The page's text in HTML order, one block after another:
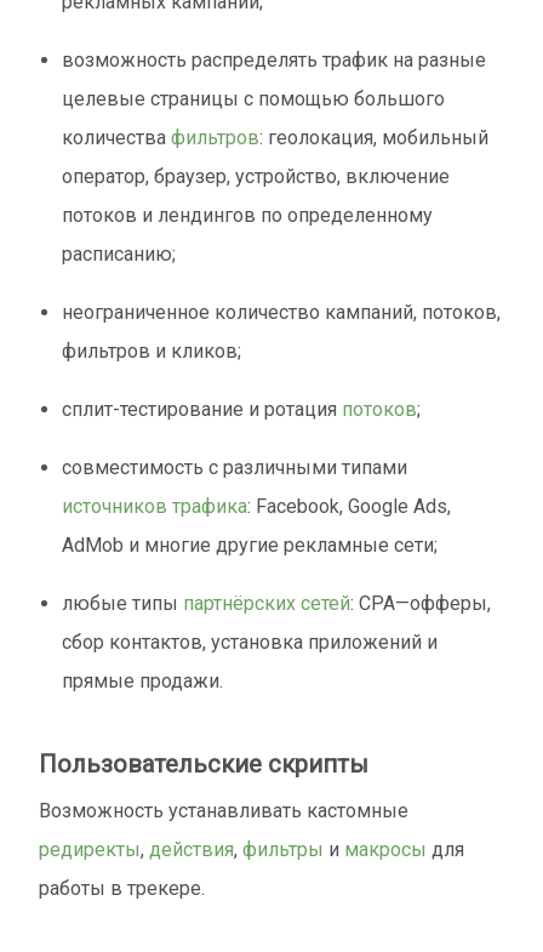
возможность распределять трафик на разные
целевые страницы с помощью большого
количествафильтров: геолокация, мобильный
оператор, браузер, устройство, включение
потоков и лендингов по определенному
расписанию;
неограниченное количество кампаний, потоков,
фильтров и кликов;
сплит-тестирование и ротация потоков;
совместимость с различными типами
источников трафика: Facebook, Google Ads,
AdMob и многие другие рекламные сети;
любые типы партнёрских сетей: CPA—офферы,
сбор контактов, установка приложений и
прямые продажи.
Пользовательские скрипты
Возможность устанавливать кастомные
редиректы, действия, фильтры и макросы для
работы в трекере.